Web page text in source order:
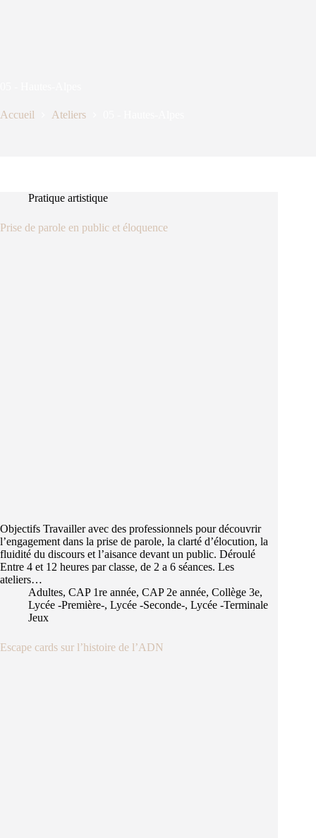
Accueil Ateliers
Pratique artistique
Prise de parole en public et éloquence
Objectifs Travailler avec des professionnels pour découvrir
l’engagement dans la prise de parole, la clarté d’élocution, la
fluidité du discours et l’aisance devant un public. Déroulé
Entre 4 et 12 heures par classe, de 2 a 6 séances. Les
ateliers…
Adultes, CAP 1re année, CAP 2e année, Collège 3e,
Lycée -Première-, Lycée -Seconde-, Lycée -Terminale
Jeux
Escape cards sur l’histoire de l’ADN